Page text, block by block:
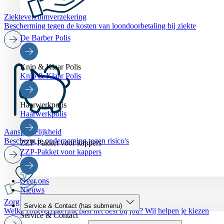
De Barber Polis
Knip & Klaar Polis
Knip & Klaar Polis
Haarwerkpolis
Haarwerkpolis
ZZP-Pakket voor kappers
ZZP-Pakket voor kappers
Over ons
Nieuws
Service & Contact (has submenu)
Service & Contact
Ziekteverzuimverzekering
Bescherming tegen de kosten van loondoorbetaling bij ziekte
Aansprakelijkheid
Bescherm je onderneming tegen risico's
Zorgverzekering
Welke zorgverzekering past het best bij jou? Wij helpen je kiezen